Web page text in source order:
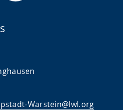
Warstein@lwl.org